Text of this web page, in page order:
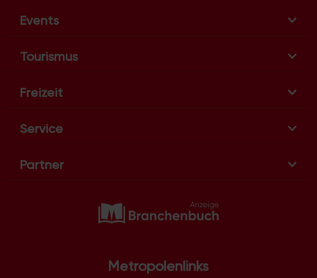
Events
Tourismus
Freizeit
Service
Partner
Metropolenlinks